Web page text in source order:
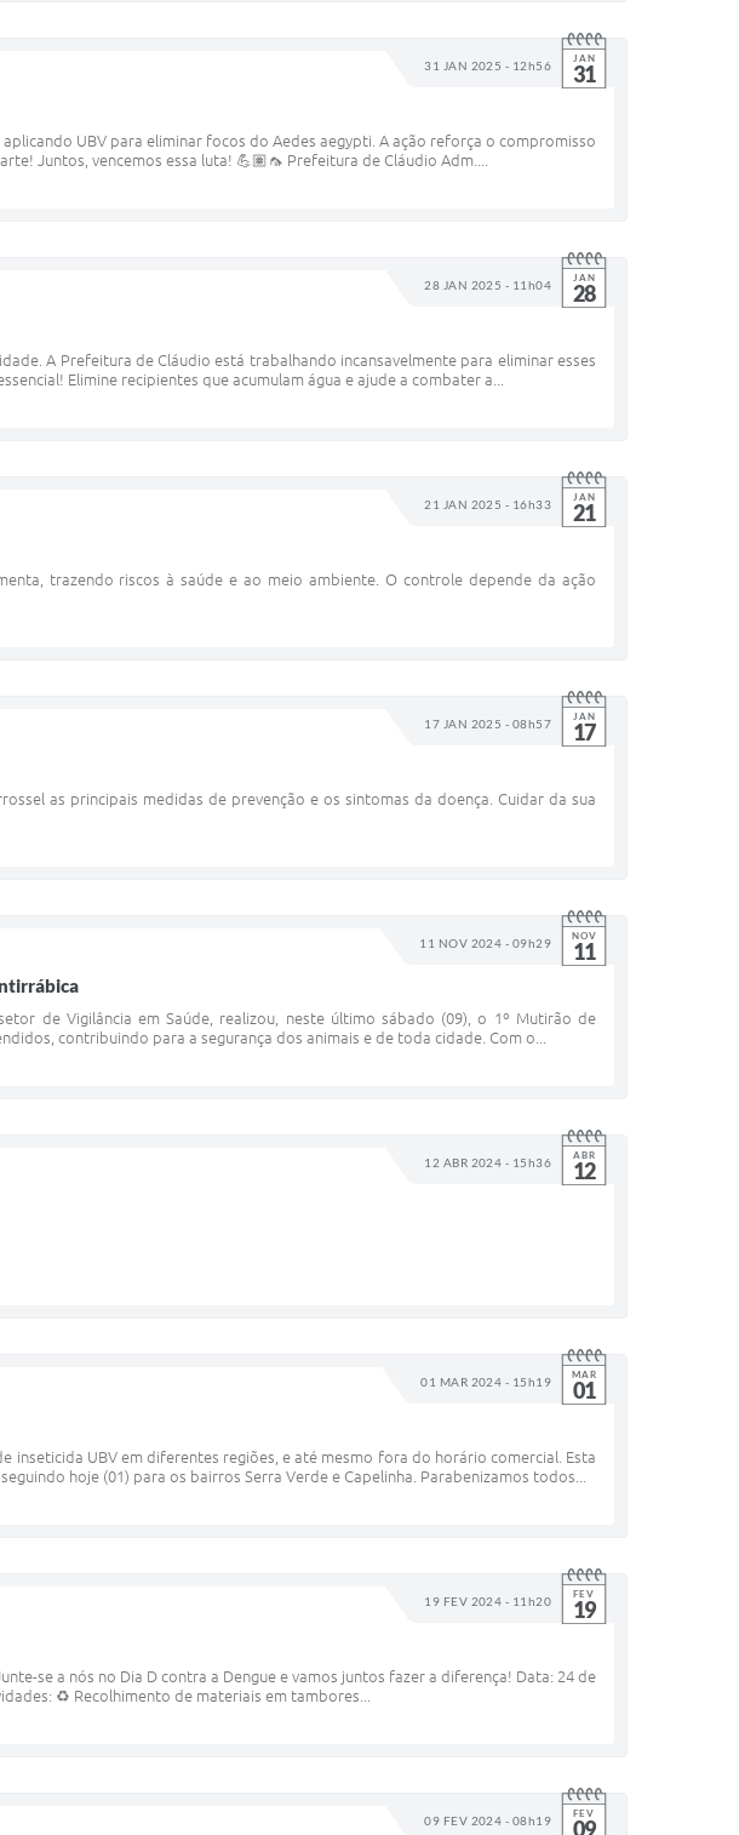
31 JAN 2025 - 12h56 JAN
31
UBV para eliminar focos do Aedes aegypti. A ação reforça o compromisso
Juntos, vencemos essa luta! 💪🏽🦟 Prefeitura de Cláudio Adm....
28 JAN 2025 - 11h04 JAN
28
A Prefeitura de Cláudio está trabalhando incansavelmente para eliminar esses
Elimine recipientes que acumulam água e ajude a combater a...
21 JAN 2025 - 16h33 JAN
21
trazendo riscos à saúde e ao meio ambiente. O controle depende da ação
17 JAN 2025 - 08h57 JAN
17
as principais medidas de prevenção e os sintomas da doença. Cuidar da sua
11 NOV 2024 - 09h29 NOV
11
de Vigilância em Saúde, realizou, neste último sábado (09), o 1º Mutirão de
contribuindo para a segurança dos animais e de toda cidade. Com o...
12 ABR 2024 - 15h36 ABR
12
01 MAR 2024 - 15h19 MAR
01
inseticida UBV em diferentes regiões, e até mesmo fora do horário comercial. Esta
hoje (01) para os bairros Serra Verde e Capelinha. Parabenizamos todos...
19 FEV 2024 - 11h20 FEV
19
se a nós no Dia D contra a Dengue e vamos juntos fazer a diferença! Data: 24 de
♻️ Recolhimento de materiais em tambores...
09 FEV 2024 - 08h19 FEV
09